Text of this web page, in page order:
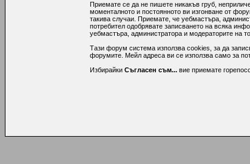
Приемате се да не пишете никакъв груб,
моменталното и постоянното ви изгонване от
такива случаи. Приемате, че уебмастъра,
потребител одобрявате записването на всяка
уебмастъра, администратора и модераторите на
Тази форум система използва cookies, за да
форумите. Мейл адреса ви се използва само за
Избирайки Съгласен съм... вие приемате